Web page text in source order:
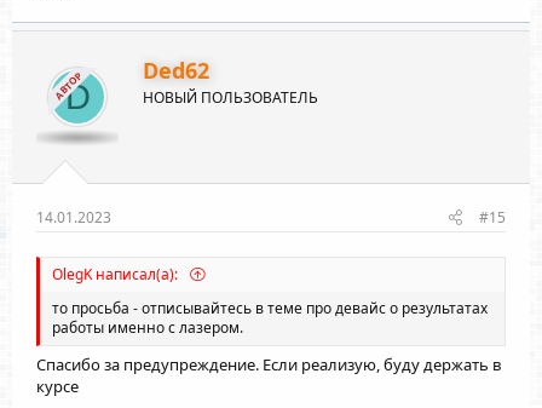
АВТОР
D
Ded62
НОВЫЙ ПОЛЬЗОВАТЕЛЬ
14.01.2023 #15
OlegK написал(а):
то просьба - отписывайтесь в теме про девайс о результатах
работы именно с лазером.
Спасибо за предупреждение. Если реализую, буду держать в
курсе